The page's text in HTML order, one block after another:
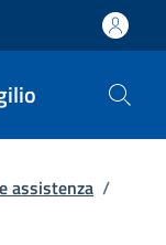
assistenza /